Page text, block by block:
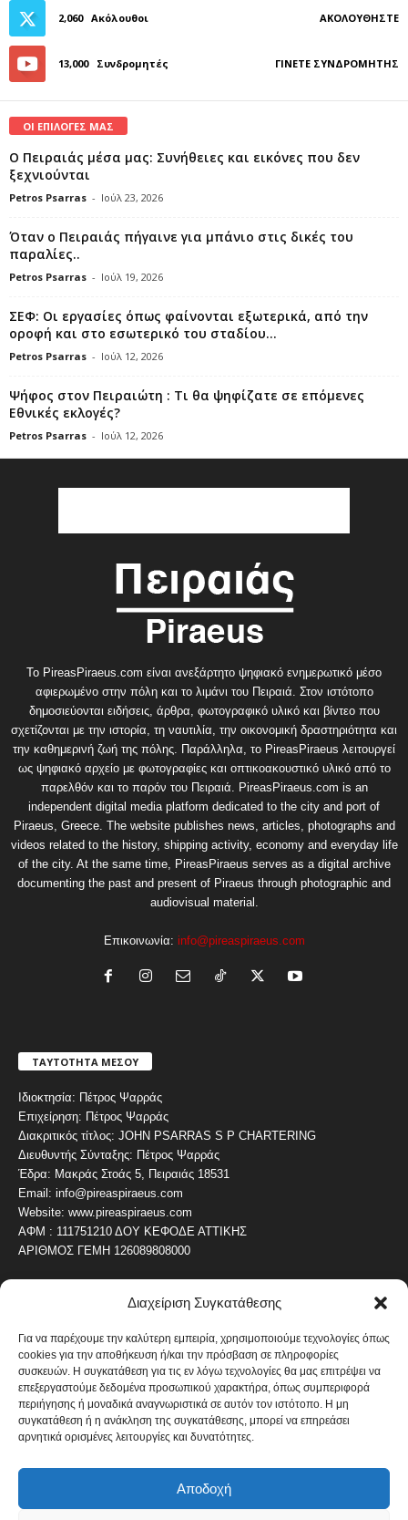
Διαχείριση Συγκατάθεσης
Για να παρέχουμε την καλύτερη εμπειρία, χρησιμοποιούμε τεχνολογίες όπως
cookies για την αποθήκευση ή/και την πρόσβαση σε πληροφορίες
συσκευών. Η συγκατάθεση για τις εν λόγω τεχνολογίες θα μας επιτρέψει να
επεξεργαστούμε δεδομένα προσωπικού χαρακτήρα, όπως συμπεριφορά
περιήγησης ή μοναδικά αναγνωριστικά σε αυτόν τον ιστότοπο. Η μη
συγκατάθεση ή η ανάκληση της συγκατάθεσης, μπορεί να επηρεάσει
αρνητικά ορισμένες λειτουργίες και δυνατότητες.
Αποδοχή
2,060 Ακόλουθοι ΑΚΟΛΟΥΘΉΣΤΕ
13,000 Συνδρομητές ΓΊΝΕΤΕ ΣΥΝΔΡΟΜΗΤΉΣ
ΟΙ ΕΠΙΛΟΓΕΣ ΜΑΣ
Ο Πειραιάς μέσα μας: Συνήθειες και εικόνες που δεν
ξεχνιούνται
Petros Psarras - Ιούλ 23, 2026
Όταν ο Πειραιάς πήγαινε για μπάνιο στις δικές του
παραλίες..
Petros Psarras - Ιούλ 19, 2026
ΣΕΦ: Οι εργασίες όπως φαίνονται εξωτερικά, από την
οροφή και στο εσωτερικό του σταδίου...
Petros Psarras - Ιούλ 12, 2026
Ψήφος στον Πειραιώτη : Τι θα ψηφίζατε σε επόμενες
Εθνικές εκλογές?
Petros Psarras - Ιούλ 12, 2026
Το PireasPiraeus.com είναι ανεξάρτητο ψηφιακό ενημερωτικό μέσο
αφιερωμένο στην πόλη και το λιμάνι του Πειραιά. Στον ιστότοπο
δημοσιεύονται ειδήσεις, άρθρα, φωτογραφικό υλικό και βίντεο που
σχετίζονται με την ιστορία, τη ναυτιλία, την οικονομική δραστηριότητα και
την καθημερινή ζωή της πόλης. Παράλληλα, το PireasPiraeus λειτουργεί
ως ψηφιακό αρχείο με φωτογραφίες και οπτικοακουστικό υλικό από το
παρελθόν και το παρόν του Πειραιά. PireasPiraeus.com is an
independent digital media platform dedicated to the city and port of
Piraeus, Greece. The website publishes news, articles, photographs and
videos related to the history, shipping activity, economy and everyday life
of the city. At the same time, PireasPiraeus serves as a digital archive
documenting the past and present of Piraeus through photographic and
audiovisual material.
Επικοινωνία: info@pireaspiraeus.com
ΤΑΥΤΟΤΗΤΑ ΜΕΣΟΥ
Ιδιοκτησία: Πέτρος Ψαρράς
Επιχείρηση: Πέτρος Ψαρράς
Διακριτικός τίτλος: JOHN PSARRAS S P CHARTERING
Διευθυντής Σύνταξης: Πέτρος Ψαρράς
Έδρα: Μακράς Στοάς 5, Πειραιάς 18531
Email: info@pireaspiraeus.com
Website: www.pireaspiraeus.com
ΑΦΜ : 111751210 ΔΟΥ ΚΕΦΟΔΕ ΑΤΤΙΚΗΣ
ΑΡΙΘΜΟΣ ΓΕΜΗ 126089808000
ΔΗΜΟΦΙΛΗ ΚΑΤΗΓΟΡΙΑ
ΝΕΑ ΤΟΥ ΠΕΙΡΑΙΑ 4486
ΟΛΥΜΠΙΑΚΟΣ
ΑΛΛΑ ΚΟΙΝΩΝΙΚΑ
ΕΙΔΗΣΕΙΣ ΝΑΥΤΙΛΙΑ
ΟΙΚΟΝΟΜΙΚΑ
ΚΑΛΛΙΤΕΧΝΙΚΑ 822